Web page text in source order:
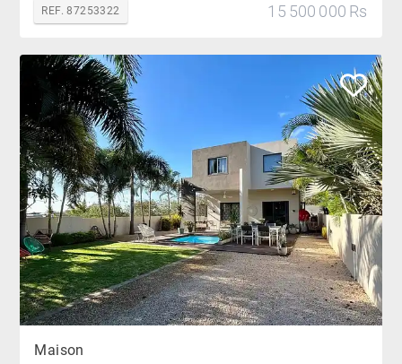
REF. 87253322
15 500 000 Rs
Maison